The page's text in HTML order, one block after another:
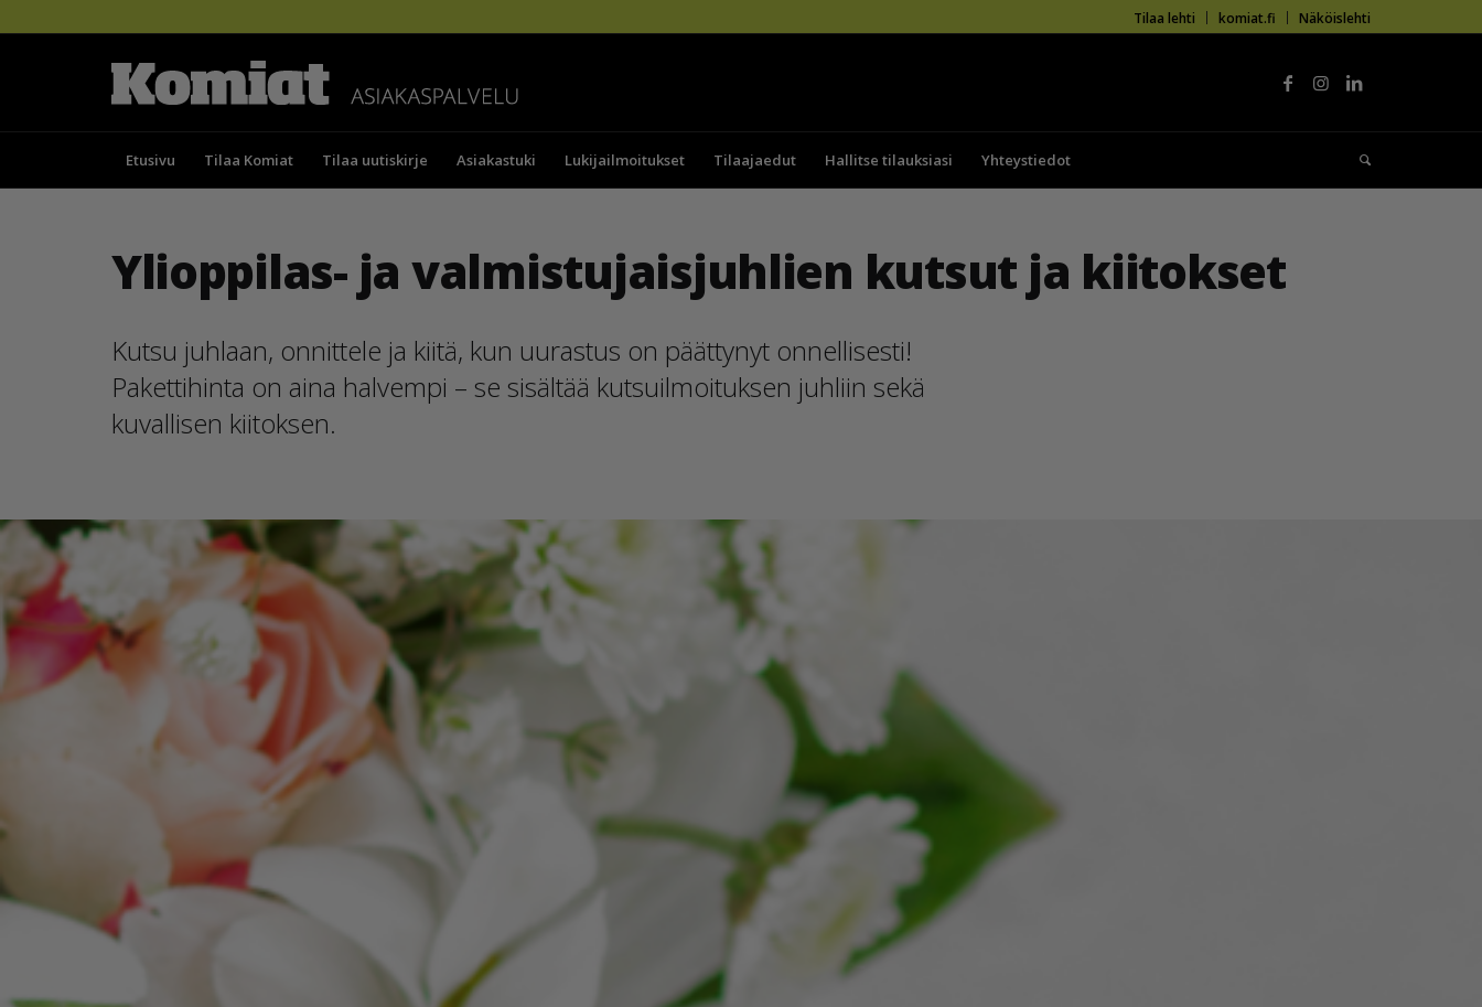
Tilaa lehti komiat.fi Näköislehti
Etusivu Tilaa Komiat Tilaa uutiskirje Asiakastuki Lukijailmoitukset Tilaajaedut Hallitse tilauksiasi Yhteystiedot
Ylioppilas- ja valmistujaisjuhlien kutsut ja kiitokset
Kutsu juhlaan, onnittele ja kiitä, kun uurastus on päättynyt onnellisesti!
Pakettihinta on aina halvempi – se sisältää kutsuilmoituksen juhliin sekä
kuvallisen kiitoksen.